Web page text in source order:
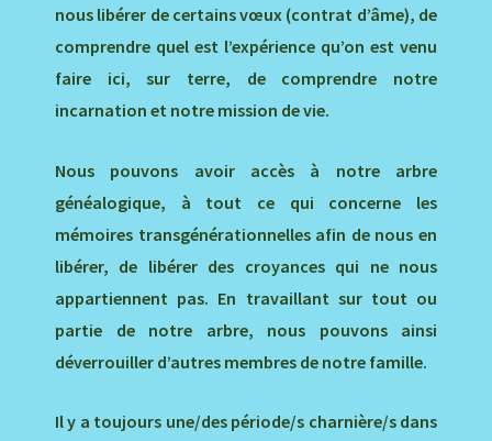
nous libérer de certains vœux (contrat d’âme), de
comprendre quel est l’expérience qu’on est venu
faire ici, sur terre, de comprendre notre
incarnation et notre mission de vie.
Nous pouvons avoir accès à notre arbre
généalogique, à tout ce qui concerne les
mémoires transgénérationnelles afin de nous en
libérer, de libérer des croyances qui ne nous
appartiennent pas. En travaillant sur tout ou
partie de notre arbre, nous pouvons ainsi
déverrouiller d’autres membres de notre famille.
Il y a toujours une/des période/s charnière/s dans